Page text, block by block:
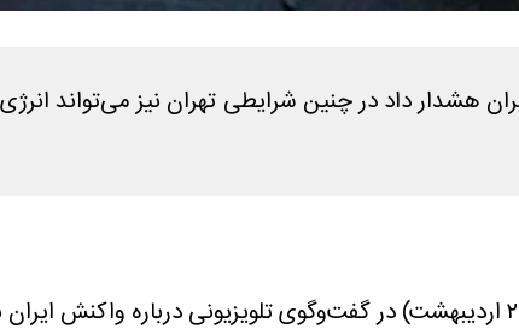
هشدار داد در چنین شرایطی تهران نیز می‌تواند
به نقل از اقتصادآنلاین، حمیدرضا حاجی‌بابایی امروز (یکشنبه ۲۷ اردیبهشت) در گفت‌وگوی